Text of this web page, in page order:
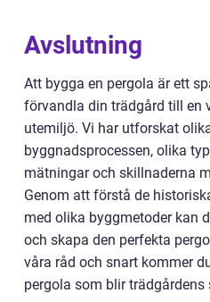
Avslutning
Att bygga en pergola är ett
förvandla din trädgård till en
utemiljö. Vi har utforskat
byggnadsprocessen, olika
mätningar och skillnaderna
Genom att förstå de
med olika byggmetoder kan
och skapa den perfekta
våra råd och snart kommer
pergola som blir trädgårdens